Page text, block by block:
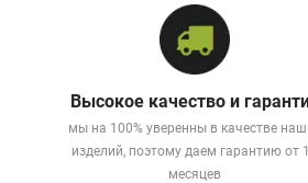
Высокое качество и
мы на 100% уверенны в качестве
изделий, поэтому даем гарантию от
месяцев